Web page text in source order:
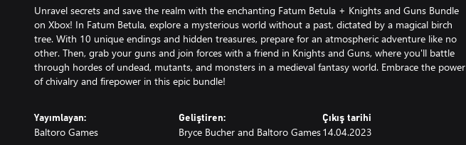
Unravel secrets and save the realm with the enchanting Fatum Betula + Knights and Guns Bundle
on Xbox! In Fatum Betula, explore a mysterious world without a past, dictated by a magical birch
tree. With 10 unique endings and hidden treasures, prepare for an atmospheric adventure like no
other. Then, grab your guns and join forces with a friend in Knights and Guns, where you'll battle
through hordes of undead, mutants, and monsters in a medieval fantasy world. Embrace the power
of chivalry and firepower in this epic bundle!
Yayımlayan:
Baltoro Games
Geliştiren:
Bryce Bucher and Baltoro Games
Çıkış tarihi
14.04.2023